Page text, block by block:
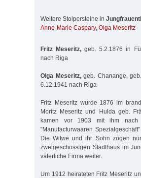
Weitere Stolpersteine in
Anne-Marie Caspary, Olga Meseritz
Fritz Meseritz, geb. 5.2.1876 in
nach Riga
Olga Meseritz,geb. Chanange,
6.12.1941 nach Riga
Fritz Meseritz wurde 1876 im
Moritz Meseritz und Hulda geb.
kamen vor 1903 mit ihm nach
"Manufacturwaaren
Die Witwe und ihr Sohn zogen
zweigeschossigen Stadthaus im
väterliche Firma weiter.
Um 1912 heirateten Fritz Meseritz